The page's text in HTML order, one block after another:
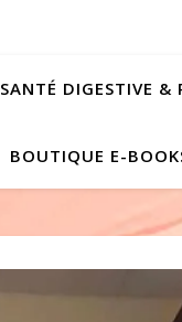
SANTÉ DIGESTIVE &
BOUTIQUE E-